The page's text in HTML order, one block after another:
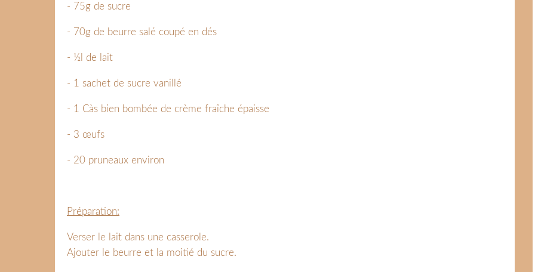
- 75g de sucre
- 70g de beurre salé coupé en dés
- ½l de lait
- 1 sachet de sucre vanillé
- 1 Càs bien bombée de crème fraîche épaisse
- 3 œufs
- 20 pruneaux environ
Préparation:
Verser le lait dans une casserole.
Ajouter le beurre et la moitié du sucre.